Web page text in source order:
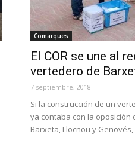
Comarques
El COR se une al
vertedero de
7 septiembre, 2018
Si la construcción de un
ya contaba con la oposición
Barxeta, Llocnou y Genovés,